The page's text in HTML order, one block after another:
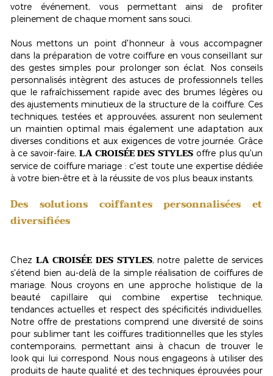
votre événement, vous permettant ainsi de profiter
pleinement de chaque moment sans souci.
Nous mettons un point d'honneur à vous accompagner
dans la préparation de votre coiffure en vous conseillant sur
des gestes simples pour prolonger son éclat. Nos conseils
personnalisés intègrent des astuces de professionnels telles
que le rafraîchissement rapide avec des brumes légères ou
des ajustements minutieux de la structure de la coiffure. Ces
techniques, testées et approuvées, assurent non seulement
un maintien optimal mais également une adaptation aux
diverses conditions et aux exigences de votre journée. Grâce
à ce savoir-faire, LA CROISÉE DES STYLES offre plus qu'un
service de coiffure mariage : c'est toute une expertise dédiée
à votre bien-être et à la réussite de vos plus beaux instants.
Des solutions coiffantes personnalisées et
diversifiées
Chez LA CROISÉE DES STYLES, notre palette de services
s'étend bien au-delà de la simple réalisation de coiffures de
mariage. Nous croyons en une approche holistique de la
beauté capillaire qui combine expertise technique,
tendances actuelles et respect des spécificités individuelles.
Notre offre de prestations comprend une diversité de soins
pour sublimer tant les coiffures traditionnelles que les styles
contemporains, permettant ainsi à chacun de trouver le
look qui lui correspond. Nous nous engageons à utiliser des
produits de haute qualité et des techniques éprouvées pour